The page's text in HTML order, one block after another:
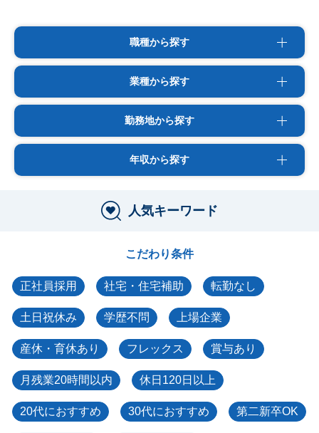
職種から探す
業種から探す
勤務地から探す
年収から探す
人気キーワード
こだわり条件
正社員採用 社宅・住宅補助 転勤なし
土日祝休み 学歴不問 上場企業
産休・育休あり フレックス 賞与あり
月残業20時間以内 休日120日以上
20代におすすめ 30代におすすめ 第二新卒OK